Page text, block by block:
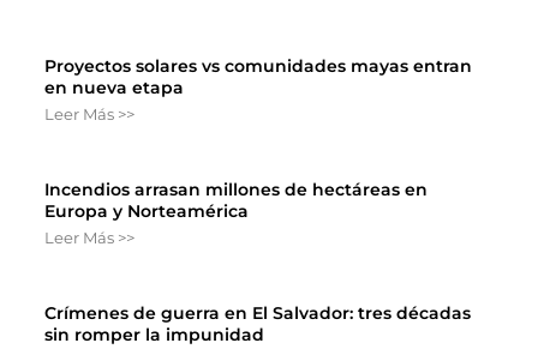
Proyectos solares vs comunidades mayas entran
en nueva etapa
Leer Más >>
Incendios arrasan millones de hectáreas en
Europa y Norteamérica
Leer Más >>
Crímenes de guerra en El Salvador: tres décadas
sin romper la impunidad